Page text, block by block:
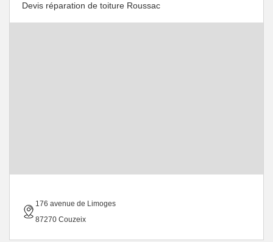
Devis réparation de toiture Roussac
176 avenue de Limoges
87270 Couzeix